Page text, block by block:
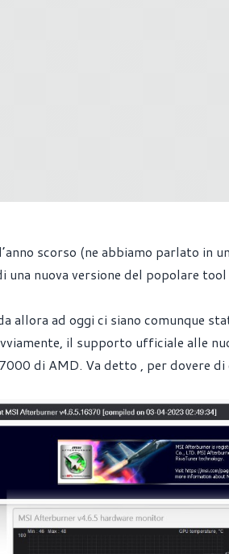
scorso (ne abbiamo parlato in
una nuova versione del popolare
allora ad oggi ci siano comunque
il supporto ufficiale alle
di AMD. Va detto , per dovere di